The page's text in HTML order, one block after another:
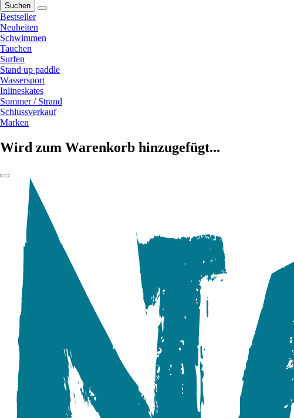
Suchen
Bestseller
Neuheiten
Schwimmen
Tauchen
Surfen
Stand up paddle
Wassersport
Inlineskates
Sommer / Strand
Schlussverkauf
Marken
Wird zum Warenkorb hinzugefügt...